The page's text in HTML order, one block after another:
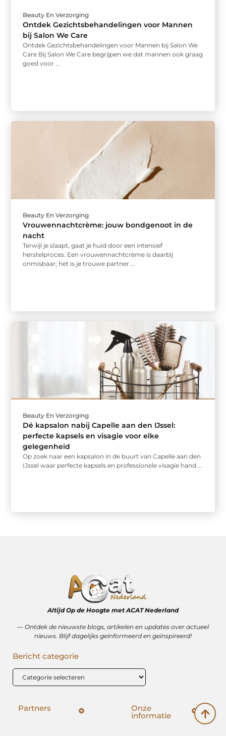
Beauty En Verzorging
Ontdek Gezichtsbehandelingen voor Mannen
bij Salon We Care
Ontdek Gezichtsbehandelingen voor Mannen bij Salon We
Care Bij Salon We Care begrijpen we dat mannen ook graag
goed voor ...
Beauty En Verzorging
Vrouwennachtcrème: jouw bondgenoot in de
nacht
Terwijl je slaapt, gaat je huid door een intensief
herstelproces. Een vrouwennachtcrème is daarbij
onmisbaar; het is je trouwe partner ...
Beauty En Verzorging
Dé kapsalon nabij Capelle aan den IJssel:
perfecte kapsels en visagie voor elke
gelegenheid
Op zoek naar een kapsalon in de buurt van Capelle aan den
IJssel waar perfecte kapsels en professionele visagie hand ...
Altijd Op de Hoogte met ACAT Nederland
–– Ontdek de nieuwste blogs, artikelen en updates over actueel
nieuws. Blijf dagelijks geïnformeerd en geïnspireerd!
Bericht categorie
Partners Onze
informatie